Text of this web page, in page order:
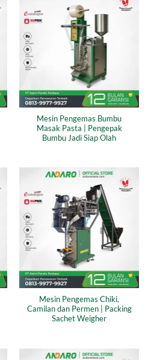
Mesin Pengemas Bumbu
Masak Pasta | Pengepak
Bumbu Jadi Siap Olah
Mesin Pengemas Chiki,
Camilan dan Permen | Packing
Sachet Weigher